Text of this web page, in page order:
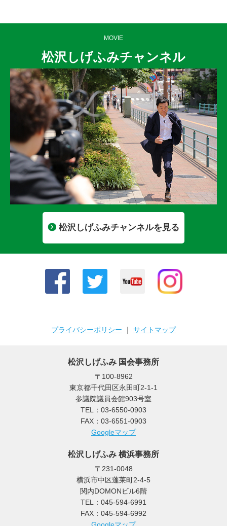
MOVIE
松沢しげふみチャンネル
松沢しげふみチャンネルを見る
プライバシーポリシー ｜ サイトマップ
松沢しげふみ 国会事務所
〒100-8962
東京都千代田区永田町2-1-1
参議院議員会館903号室
TEL：03-6550-0903
FAX：03-6551-0903
Googleマップ
松沢しげふみ 横浜事務所
〒231-0048
横浜市中区蓬莱町2-4-5
関内DOMONビル6階
TEL：045-594-6991
FAX：045-594-6992
Googleマップ